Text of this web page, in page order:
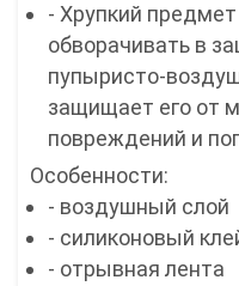
- Хрупкий
обворачивать в
пупыристо-
защищает его от
повреждений и
Особенности:
- воздушный слой
- силиконовый
- отрывная лента